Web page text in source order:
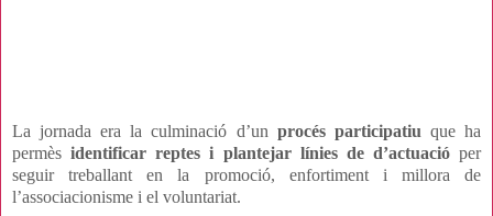
La jornada era la culminació d’un procés participatiu que ha
permèsidentificar reptes i plantejar línies de d’actuacióper
seguir treballant en la promoció, enfortiment i millora de
l’associacionisme i el voluntariat.